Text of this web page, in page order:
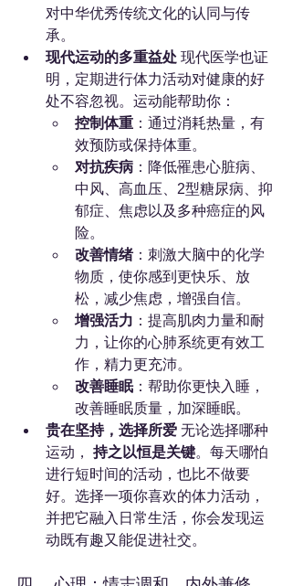
对中华优秀传统文化的认同与传
承。
现代运动的多重益处 现代医学也证
明，定期进行体力活动对健康的好
处不容忽视。运动能帮助你：
控制体重 ：通过消耗热量，有
效预防或保持体重。
对抗疾病 ：降低罹患心脏病、
中风、高血压、2型糖尿病、抑
郁症、焦虑以及多种癌症的风
险。
改善情绪 ：刺激大脑中的化学
物质，使你感到更快乐、放
松，减少焦虑，增强自信。
增强活力 ：提高肌肉力量和耐
力，让你的心肺系统更有效工
作，精力更充沛。
改善睡眠：帮助你更快入睡，
改善睡眠质量，加深睡眠。
贵在坚持，选择所爱 无论选择哪种
运动， 持之以恒是关键。每天哪怕
进行短时间的活动，也比不做要
好。选择一项你喜欢的体力活动，
并把它融入日常生活，你会发现运
动既有趣又能促进社交。